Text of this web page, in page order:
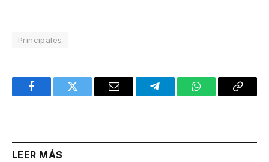
Principales
FacebookTwitter Email TelegramWhatsAppCopy
LEER MÁS